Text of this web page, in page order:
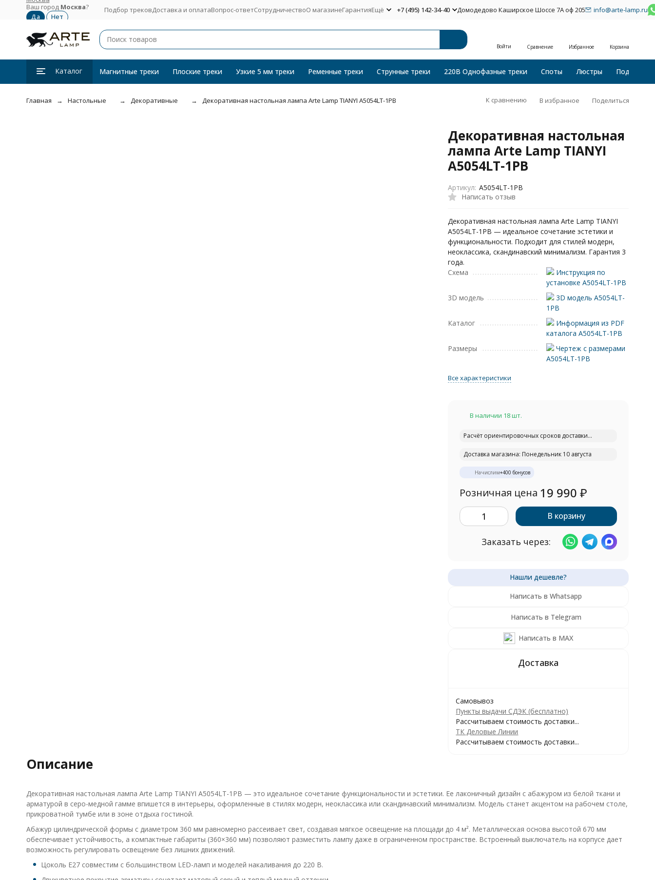
Ваш город Москва? Подбор трековДоставка и оплатаВопрос-ответСотрудничествоО магазинеГарантияЕщё +7 (495) 142-34-40 Домодедово Каширское Шоссе 7А оф 205 info@arte-lamp.ru
Войти Сравнение Избранное Корзина
Каталог Магнитные треки Плоские треки Узкие 5 мм треки Ременные треки Струнные треки 220В Однофазные треки Споты Люстры Подвесные
Главная Настольные Декоративные Декоративная настольная лампа Arte Lamp TIANYI A5054LT-1PB К сравнению В избранное Поделиться
Декоративная настольная
лампа Arte Lamp TIANYI
A5054LT-1PB
Написать отзыв
Артикул: A5054LT-1PB
Декоративная настольная лампа Arte Lamp TIANYI
A5054LT-1PB — идеальное сочетание эстетики и
функциональности. Подходит для стилей модерн,
неоклассика, скандинавский минимализм. Гарантия 3
года.
Схема
Инструкция по
установке A5054LT-1PB
3D модель
3D модель A5054LT-
1PB
Каталог
Информация из PDF
каталога A5054LT-1PB
Размеры
Чертеж с размерами
A5054LT-1PB
Все характеристики
В наличии 18 шт.
Расчёт ориентировочных сроков доставки...
Доставка магазина: Понедельник 10 августа
Начислим+400 бонусов
Розничная цена 19 990₽
В корзину
Заказать через:
Написать в Whatsapp
Написать в Telegram
Написать в MAX
Самовывоз
Пункты выдачи СДЭК (бесплатно)
Рассчитываем стоимость доставки...
ТК Деловые Линии
Рассчитываем стоимость доставки...
Описание
Декоративная настольная лампа Arte Lamp TIANYI A5054LT-1PB — это идеальное сочетание функциональности и эстетики. Ее лаконичный дизайн с абажуром из белой ткани и
арматурой в серо-медной гамме впишется в интерьеры, оформленные в стилях модерн, неоклассика или скандинавский минимализм. Модель станет акцентом на рабочем столе,
прикроватной тумбе или в зоне отдыха гостиной.
Абажур цилиндрической формы с диаметром 360 мм равномерно рассеивает свет, создавая мягкое освещение на площади до 4 м². Металлическая основа высотой 670 мм
обеспечивает устойчивость, а компактные габариты (360×360 мм) позволяют разместить лампу даже в ограниченном пространстве. Встроенный выключатель на корпусе дает
возможность регулировать освещение без лишних движений.
Цоколь E27 совместим с большинством LED-ламп и моделей накаливания до 220 В.